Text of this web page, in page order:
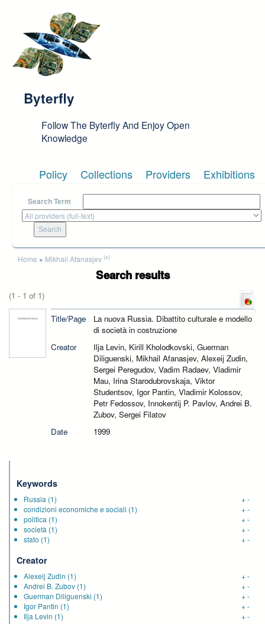
Byterfly
Follow The Byterfly And Enjoy Open
Knowledge
Policy Collections Providers Exhibitions
Search Term
You are here
Home » Mikhail Afanasjev (x)
Search results
(1 - 1 of 1)
Title/Page
La nuova Russia. Dibattito culturale e modello
di società in costruzione
Creator
Ilja Levin, Kirill Kholodkovski, Guerman
Diliguenski, Mikhail Afanasjev, Alexeij Zudin,
Sergei Peregudov, Vadim Radaev, Vladimir
Mau, Irina Starodubrovskaja, Viktor
Studentsov, Igor Pantin, Vladimir Kolossov,
Petr Fedossov, Innokentij P. Pavlov, Andrei B.
Zubov, Sergei Filatov
Date
1999
Keywords
Russia (1) +-
condizioni economiche e sociali (1) +-
politica (1) +-
società (1) +-
stato (1) +-
Creator
Alexeij Zudin (1) +-
Andrei B. Zubov (1) +-
Guerman Diliguenski (1) +-
Igor Pantin (1) +-
Ilja Levin (1) +-